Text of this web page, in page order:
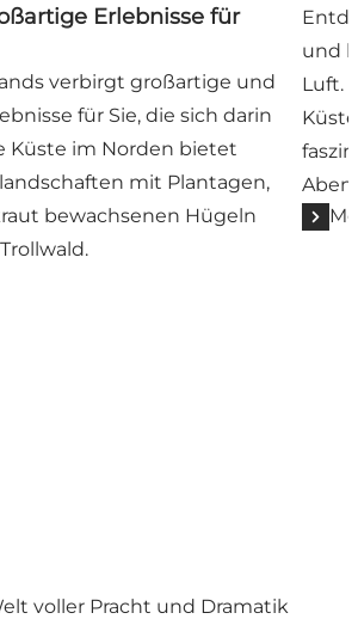
Erlebnisse für
verbirgt großartige und
für Sie, die sich darin
Küste im Norden bietet
mit Plantagen,
bewachsenen Hügeln
und
Luft.
voller Pracht und Dramatik